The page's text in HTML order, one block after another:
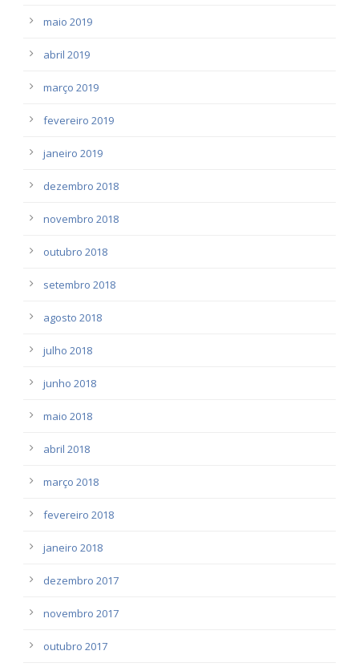
maio 2019
abril 2019
março 2019
fevereiro 2019
janeiro 2019
dezembro 2018
novembro 2018
outubro 2018
setembro 2018
agosto 2018
julho 2018
junho 2018
maio 2018
abril 2018
março 2018
fevereiro 2018
janeiro 2018
dezembro 2017
novembro 2017
outubro 2017